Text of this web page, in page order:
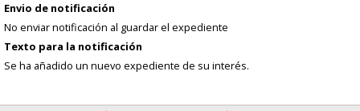
Envio de notificación
No enviar notificación al guardar el expediente
Texto para la notificación
Se ha añadido un nuevo expediente de su interés.